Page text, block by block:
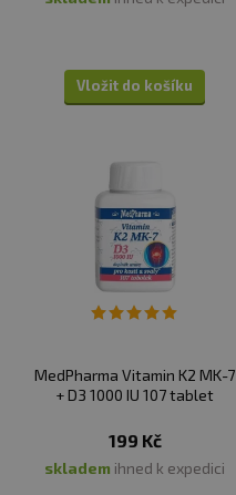
Vložit do košíku
MedPharma Vitamin K2 MK-7
+ D3 1000 IU 107 tablet
199 Kč
skladem ihned k expedici